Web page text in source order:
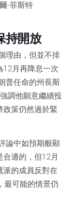
-菲斯特
持開放
理由，但並不排
12月再降息一次
普任命的州長斯
調他願意繼續投
政策仍然過於緊
論中如預期般顯
適的，但12月
派的成員反對在
最可能的情景仍